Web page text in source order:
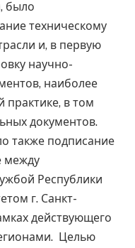
было
техническому
и, в первую
научно-
наиболее
практике, в том
документов.
также подписание
между
Республики
г. Санкт-
действующего
Целью